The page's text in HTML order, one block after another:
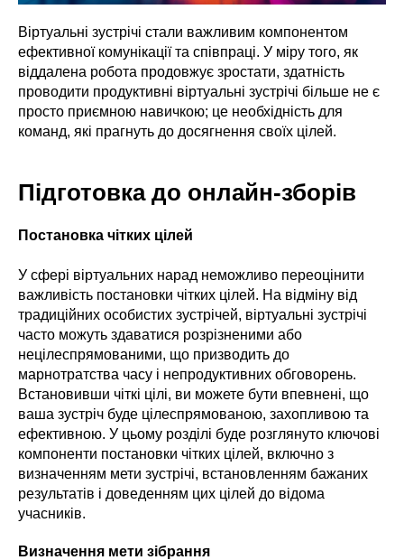
Віртуальні зустрічі стали важливим компонентом
ефективної комунікації та співпраці. У міру того, як
віддалена робота продовжує зростати, здатність
проводити продуктивні віртуальні зустрічі більше не є
просто приємною навичкою; це необхідність для
команд, які прагнуть до досягнення своїх цілей.
Підготовка до онлайн-зборів
Постановка чітких цілей
У сфері віртуальних нарад неможливо переоцінити
важливість постановки чітких цілей. На відміну від
традиційних особистих зустрічей, віртуальні зустрічі
часто можуть здаватися розрізненими або
нецілеспрямованими, що призводить до
марнотратства часу і непродуктивних обговорень.
Встановивши чіткі цілі, ви можете бути впевнені, що
ваша зустріч буде цілеспрямованою, захопливою та
ефективною. У цьому розділі буде розглянуто ключові
компоненти постановки чітких цілей, включно з
визначенням мети зустрічі, встановленням бажаних
результатів і доведенням цих цілей до відома
учасників.
Визначення мети зібрання